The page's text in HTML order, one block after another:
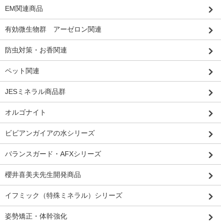
EM関連商品
有効微生物群 アーゼロン関連
防虫対策・お香関連
ペット関連
JESミネラル商品群
オルゴナイト
ビビアンガイアの水シリーズ
バランスガード・AFXシリーズ
櫻井喜美夫先生開発商品
イフミック（特殊ミネラル）シリーズ
姿勢矯正・体幹強化